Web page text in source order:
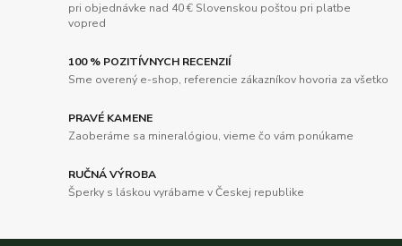
pri objednávke nad 40 € Slovenskou poštou pri platbe
vopred
100 % POZITÍVNYCH RECENZIÍ
Sme overený e-shop, referencie zákazníkov hovoria za všetko
PRAVÉ KAMENE
Zaoberáme sa mineralógiou, vieme čo vám ponúkame
RUČNÁ VÝROBA
Šperky s láskou vyrábame v Českej republike